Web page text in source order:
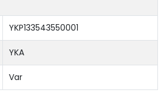
YKP133543550001
YKA
Var